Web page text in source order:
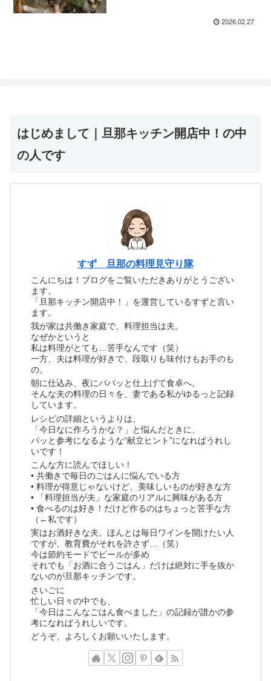
2026.02.27
はじめまして｜旦那キッチン開店中！の中
の人です
すず 旦那の料理見守り隊
こんにちは！ブログをご覧いただきありがとうござい
ます。
「旦那キッチン開店中！」を運営しているすずと言い
ます。
我が家は共働き家庭で、料理担当は夫。
なぜかというと
私は料理がとても…苦手なんです（笑）
一方、夫は料理が好きで、段取りも味付けもお手のも
の。
朝に仕込み、夜にパパッと仕上げて食卓へ。
そんな夫の料理の日々を、妻である私がゆるっと記録
しています。
レシピの詳細というよりは、
「今日なに作ろうかな？」と悩んだときに、
パッと参考になるような“献立ヒント”になればうれし
いです！
こんな方に読んでほしい！
• 共働きで毎日のごはんに悩んでいる方
• 料理が得意じゃないけど、美味しいものが好きな方
• 「料理担当が夫」な家庭のリアルに興味がある方
• 食べるのは好き！だけど作るのはちょっと苦手な方
（←私です）
実はお酒好きな夫。ほんとは毎日ワインを開けたい人
ですが、教育費がそれを許さず…（笑）
今は節約モードでビールが多め
それでも「お酒に合うごはん」だけは絶対に手を抜か
ないのが旦那キッチンです。
さいごに
忙しい日々の中でも、
「今日はこんなごはん食べました」の記録が誰かの参
考になればうれしいです。
どうぞ、よろしくお願いいたします。